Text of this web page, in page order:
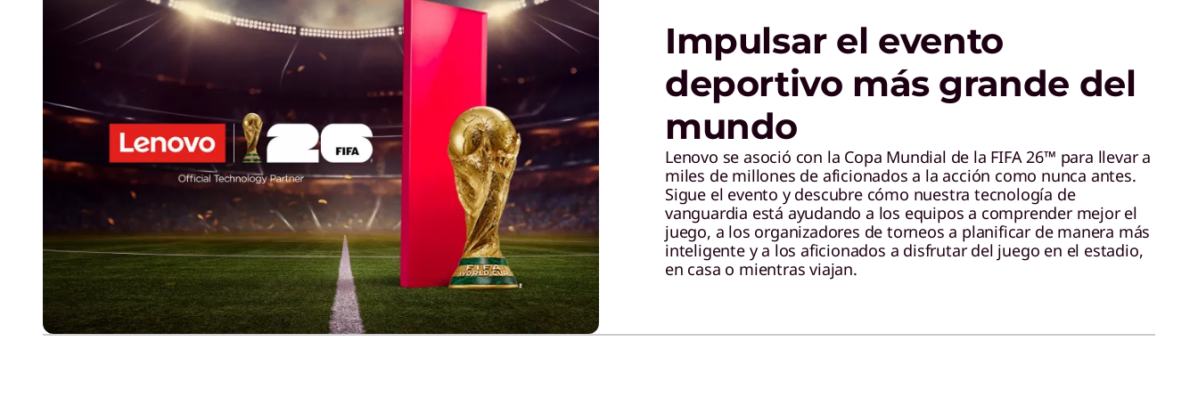
Impulsar el evento
deportivo más grande del
mundo
Lenovo se asoció con la Copa Mundial de la FIFA 26™ para llevar a
miles de millones de aficionados a la acción como nunca antes.
Sigue el evento y descubre cómo nuestra tecnología de
vanguardia está ayudando a los equipos a comprender mejor el
juego, a los organizadores de torneos a planificar de manera más
inteligente y a los aficionados a disfrutar del juego en el estadio,
en casa o mientras viajan.